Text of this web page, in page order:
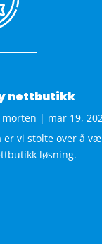
nettbutikk
morten | mar 19,
er vi stolte over å
løsning.